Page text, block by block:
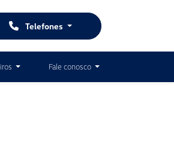
Telefones
Fale conosco